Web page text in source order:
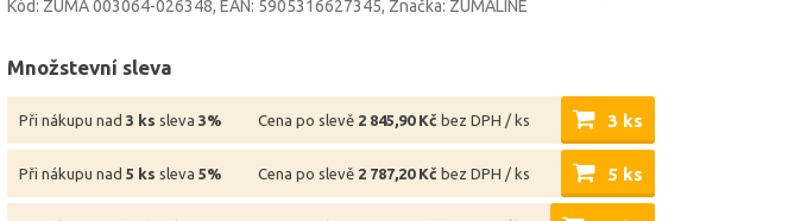
Kód: ZUMA 003064-026348 EAN: 5905316627345 Značka: ZUMALINE
Množstevní sleva
Při nákupu nad 3 ks sleva 3% Cena po slevě 2 845,90 Kč bez DPH / ks 3 ks
Při nákupu nad 5 ks sleva 5% Cena po slevě 2 787,20 Kč bez DPH / ks 5 ks